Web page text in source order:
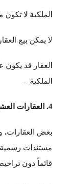
الملكية لا تكون
لا يمكن بيع
العقار قد يكون
الملكية –
4. العقارات العشوائية (بدون أوراق ملكية رسمية)
بعض العقارات،
مستندات رسمية
قائماً دون